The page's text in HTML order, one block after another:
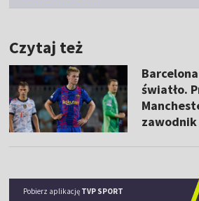
Czytaj też
światło.
zawodnik
Pobierz aplikację TVP SPORT